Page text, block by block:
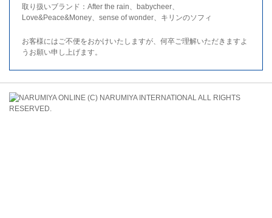
取り扱いブランド：After the rain、babycheer、
Love&Peace&Money、sense of wonder、キリンのソフィ
お客様にはご不便をおかけいたしますが、何卒ご理解いただきますよ
うお願い申し上げます。